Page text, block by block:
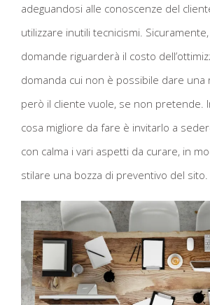
adeguandosi alle conoscenze del
utilizzare inutili tecnicismi.
domande riguarderà il costo
domanda cui non è possibile dare una
però il cliente vuole, se non pretende.
cosa migliore da fare è invitarlo a
con calma i vari aspetti da curare, in
stilare una bozza di preventivo del sito.